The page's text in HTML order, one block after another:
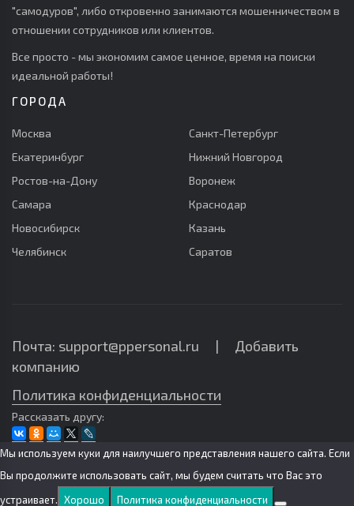
"самодуров", либо откровенно занимаются мошенничеством в
отношении сотрудников или клиентов.
Все просто - мы экономим самое ценное, время на поиски
идеальной работы!
ГОРОДА
Москва
Санкт-Петербург
Екатеринбург
Нижний Новгород
Ростов-на-Дону
Воронеж
Самара
Краснодар
Новосибирск
Казань
Челябинск
Саратов
Почта: support@ppersonal.ru | Добавить
компанию
Политика конфиденциальности
Рассказать другу:
Мы используем куки для наилучшего представления нашего сайта. Если
Вы продолжите использовать сайт, мы будем считать что Вас это
устраивает. Хорошо Политика конфиденциальности